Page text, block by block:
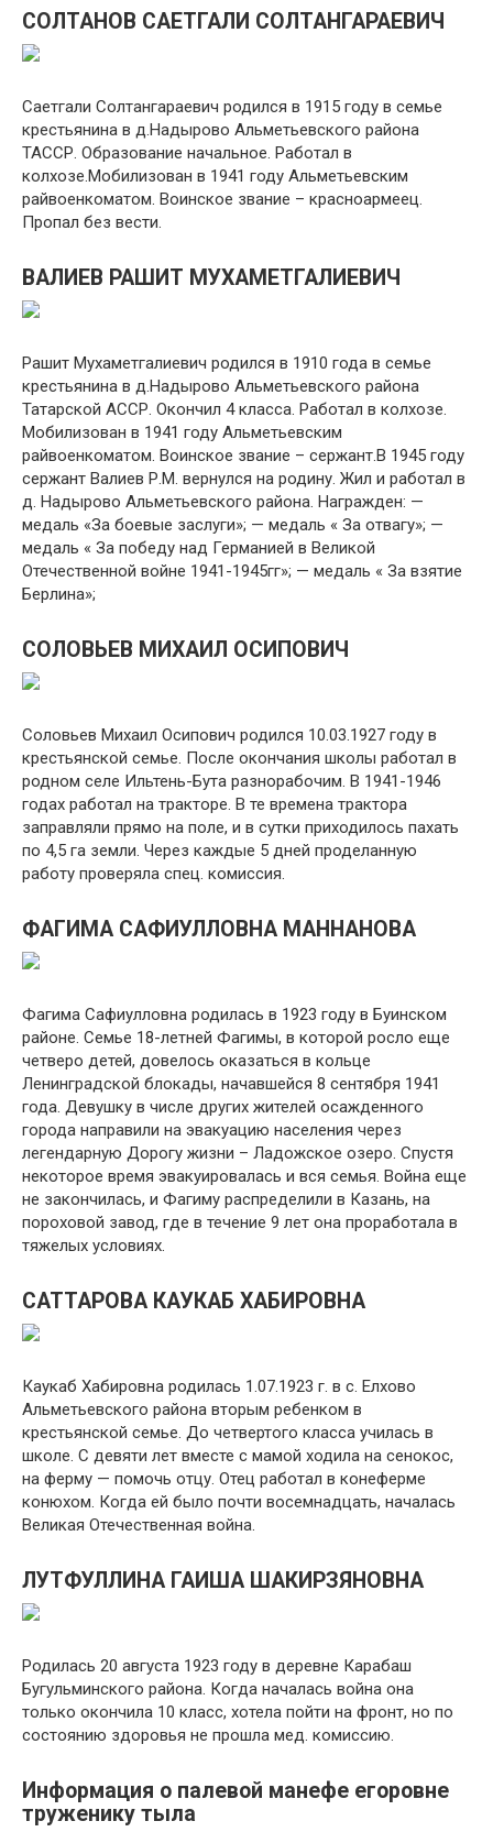
СОЛТАНОВ САЕТГАЛИ СОЛТАНГАРАЕВИЧ
Саетгали Солтангараевич родился в 1915 году в семье
крестьянина в д.Надырово Альметьевского района
ТАССР. Образование начальное. Работал в
колхозе.Мобилизован в 1941 году Альметьевским
райвоенкоматом. Воинское звание – красноармеец.
Пропал без вести.
ВАЛИЕВ РАШИТ МУХАМЕТГАЛИЕВИЧ
Рашит Мухаметгалиевич родился в 1910 года в семье
крестьянина в д.Надырово Альметьевского района
Татарской АССР. Окончил 4 класса. Работал в колхозе.
Мобилизован в 1941 году Альметьевским
райвоенкоматом. Воинское звание – сержант.В 1945 году
сержант Валиев Р.М. вернулся на родину. Жил и работал в
д. Надырово Альметьевского района. Награжден: —
медаль «За боевые заслуги»; — медаль « За отвагу»; —
медаль « За победу над Германией в Великой
Отечественной войне 1941-1945гг»; — медаль « За взятие
Берлина»;
СОЛОВЬЕВ МИХАИЛ ОСИПОВИЧ
Соловьев Михаил Осипович родился 10.03.1927 году в
крестьянской семье. После окончания школы работал в
родном селе Ильтень-Бута разнорабочим. В 1941-1946
годах работал на тракторе. В те времена трактора
заправляли прямо на поле, и в сутки приходилось пахать
по 4,5 га земли. Через каждые 5 дней проделанную
работу проверяла спец. комиссия.
ФАГИМА САФИУЛЛОВНА МАННАНОВА
Фагима Сафиулловна родилась в 1923 году в Буинском
районе. Семье 18-летней Фагимы, в которой росло еще
четверо детей, довелось оказаться в кольце
Ленинградской блокады, начавшейся 8 сентября 1941
года. Девушку в числе других жителей осажденного
города направили на эвакуацию населения через
легендарную Дорогу жизни – Ладожское озеро. Спустя
некоторое время эвакуировалась и вся семья. Война еще
не закончилась, и Фагиму распределили в Казань, на
пороховой завод, где в течение 9 лет она проработала в
тяжелых условиях.
САТТАРОВА КАУКАБ ХАБИРОВНА
Каукаб Хабировна родилась 1.07.1923 г. в с. Елхово
Альметьевского района вторым ребенком в
крестьянской семье. До четвертого класса училась в
школе. С девяти лет вместе с мамой ходила на сенокос,
на ферму — помочь отцу. Отец работал в конеферме
конюхом. Когда ей было почти восемнадцать, началась
Великая Отечественная война.
ЛУТФУЛЛИНА ГАИША ШАКИРЗЯНОВНА
Родилась 20 августа 1923 году в деревне Карабаш
Бугульминского района. Когда началась война она
только окончила 10 класс, хотела пойти на фронт, но по
состоянию здоровья не прошла мед. комиссию.
Информация о палевой манефе егоровне
труженику тыла